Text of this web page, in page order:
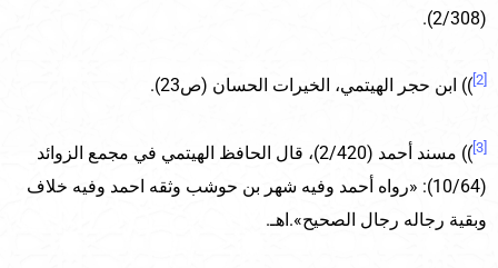
(2/308).
)) ابن حجر الهيتمي، الخيرات الحسان (ص23).
[3]
)) مسند أحمد (2/420)، قال الحافظ الهيتمي في مجمع الزوائد
(10/64): «رواه أحمد وفيه شهر بن حوشب وثقه احمد وفيه خلاف
وبقية رجاله رجال الصحيح».اهـ.